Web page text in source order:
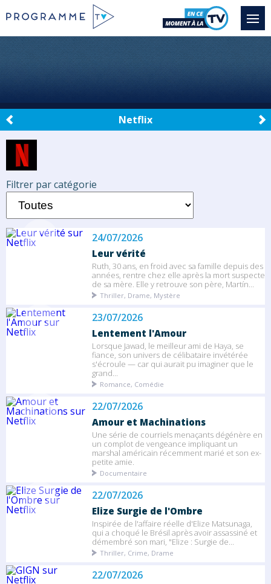
Netflix
Filtrer par catégorie
24/07/2026
Leur vérité
Ruth, 30 ans, en froid avec sa famille depuis des
années, rentre chez elle après la mort suspecte
de sa mère. Elle y retrouve son père, Martín...
Thriller, Drame, Mystère
23/07/2026
Lentement l'Amour
Lorsque Jawad, le meilleur ami de Haya, se
fiance, son univers de célibataire invétérée
s'écroule — car qui aurait pu imaginer que le
grand...
Romance, Comédie
22/07/2026
Amour et Machinations
Une série de courriels menaçants dégénère en
un complot de vengeance impliquant un
marshal américain récemment marié et son ex-
petite amie.
Documentaire
22/07/2026
Elize Surgie de l'Ombre
Inspirée de l'affaire réelle d'Elize Matsunaga,
qui a choqué le Brésil après avoir assassiné et
démembré son mari, "Elize : Surgie de...
Thriller, Crime, Drame
22/07/2026